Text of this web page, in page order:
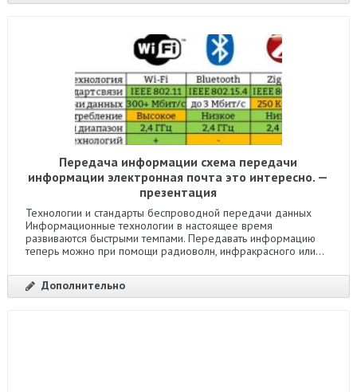
Передача информации схема передачи
информации электронная почта это интересно. —
презентация
Технологии и стандарты беспроводной передачи данных
Информационные технологии в настоящее время
развиваются быстрыми темпами. Передавать информацию
теперь можно при помощи радиоволн, инфракрасного или...
Дополнительно